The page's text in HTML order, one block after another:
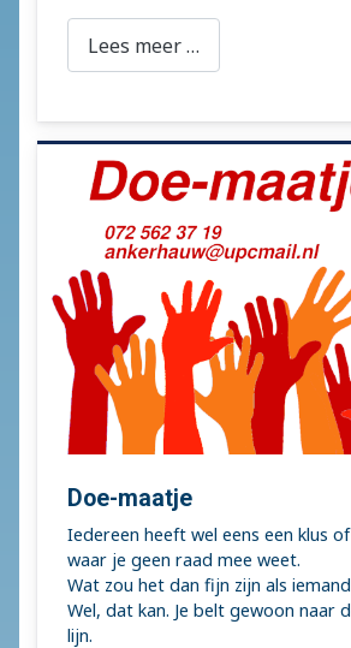
Lees meer …
Doe-maatje
Iedereen heeft wel eens een klus
waar je geen raad mee weet.
Wat zou het dan fijn zijn als
Wel, dat kan. Je belt gewoon naar
lijn.